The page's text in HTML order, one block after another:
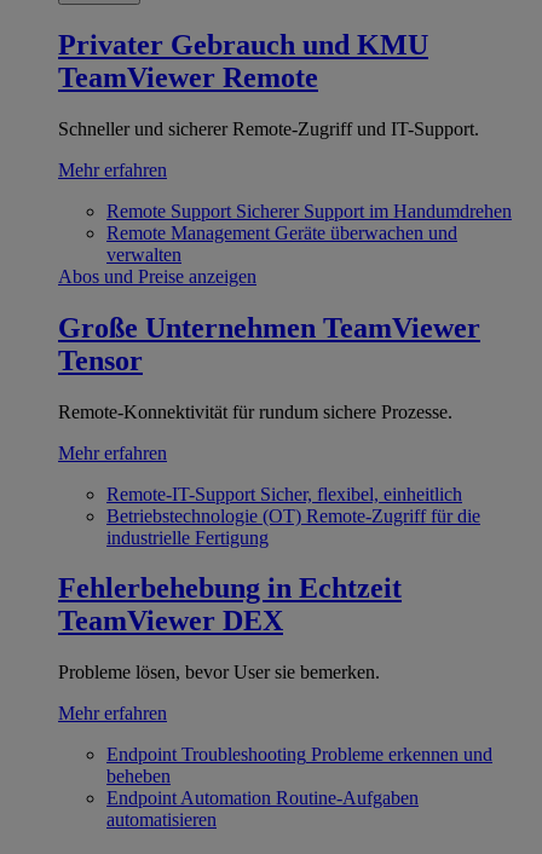
Privater Gebrauch und KMU
TeamViewer Remote
Schneller und sicherer Remote-Zugriff und IT-Support.
Mehr erfahren
Remote Support Sicherer Support im Handumdrehen
Remote Management Geräte überwachen und
verwalten
Abos und Preise anzeigen
Große Unternehmen TeamViewer
Tensor
Remote-Konnektivität für rundum sichere Prozesse.
Mehr erfahren
Remote-IT-Support Sicher, flexibel, einheitlich
Betriebstechnologie (OT) Remote-Zugriff für die
industrielle Fertigung
Fehlerbehebung in Echtzeit
TeamViewer DEX
Probleme lösen, bevor User sie bemerken.
Mehr erfahren
Endpoint Troubleshooting Probleme erkennen und
beheben
Endpoint Automation Routine-Aufgaben
automatisieren